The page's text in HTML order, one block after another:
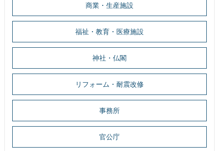
商業・生産施設
福祉・教育・医療施設
神社・仏閣
リフォーム・耐震改修
事務所
官公庁